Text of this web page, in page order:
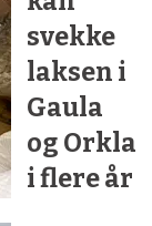
svekke
laksen i
Gaula
og Orkla
i flere år